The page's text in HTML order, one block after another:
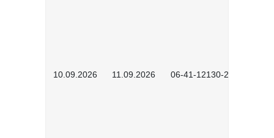
10.09.2026 11.09.2026 06-41-12130-2601